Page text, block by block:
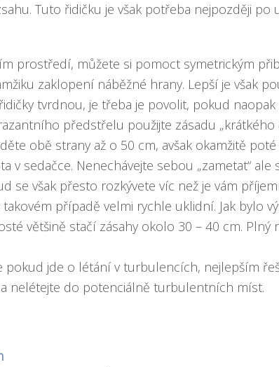
Tuto řidičku je však potřeba nejpozději
prostředí, můžete si pomoct symetrickým
zaklopení náběžné hrany. Lepší je však
tvrdnou, je třeba je povolit, pokud
předstřelu použijte zásadu
obě strany až o 50 cm, avšak okamžitě
v sedačce. Nenechávejte sebou „zametat“
se však přesto rozkývete víc než je vám
takovém případě velmi rychle uklidní. Jak bylo
většině stačí zásahy okolo 30 – 40 cm.
pokud jde o létání v turbulencích, nejlepším
nelétejte do potenciálně turbulentních míst.